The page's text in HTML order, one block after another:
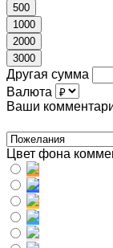
500
1000
2000
3000
Другая сумма
Валюта
Ваши
Цвет фона